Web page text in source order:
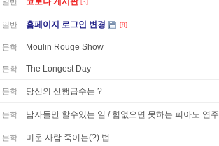
[3]
일반 홈페이지 로그인 변경 [8]
문학 Moulin Rouge Show
문학 The Longest Day
문학 당신의 산행급수는 ?
문학 남자들만 할수있는 일 / 힘없으면 못하는 피아노 연주
문학 미운 사람 죽이는(?) 법